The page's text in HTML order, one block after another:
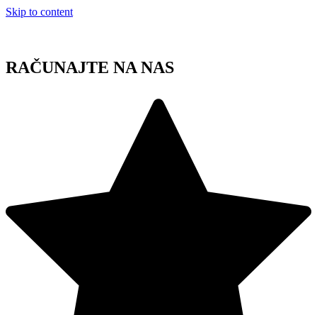
Skip to content
RAČUNAJTE NA NAS